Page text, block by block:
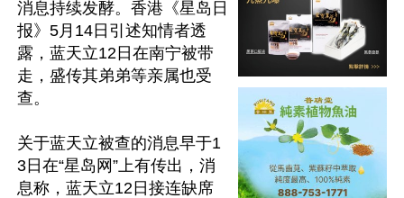
消息持续发酵。香港《星岛日
报》5月14日引述知情者透
露，蓝天立12日在南宁被带
走，盛传其弟弟等亲属也受
查。
关于蓝天立被查的消息早于1
3日在“星岛网”上有传出，消
息称，蓝天立12日接连缺席